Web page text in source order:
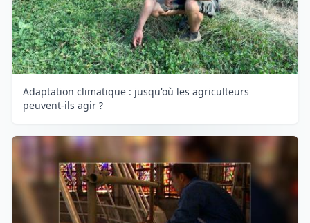
Adaptation climatique : jusqu'où les agriculteurs
peuvent-ils agir ?